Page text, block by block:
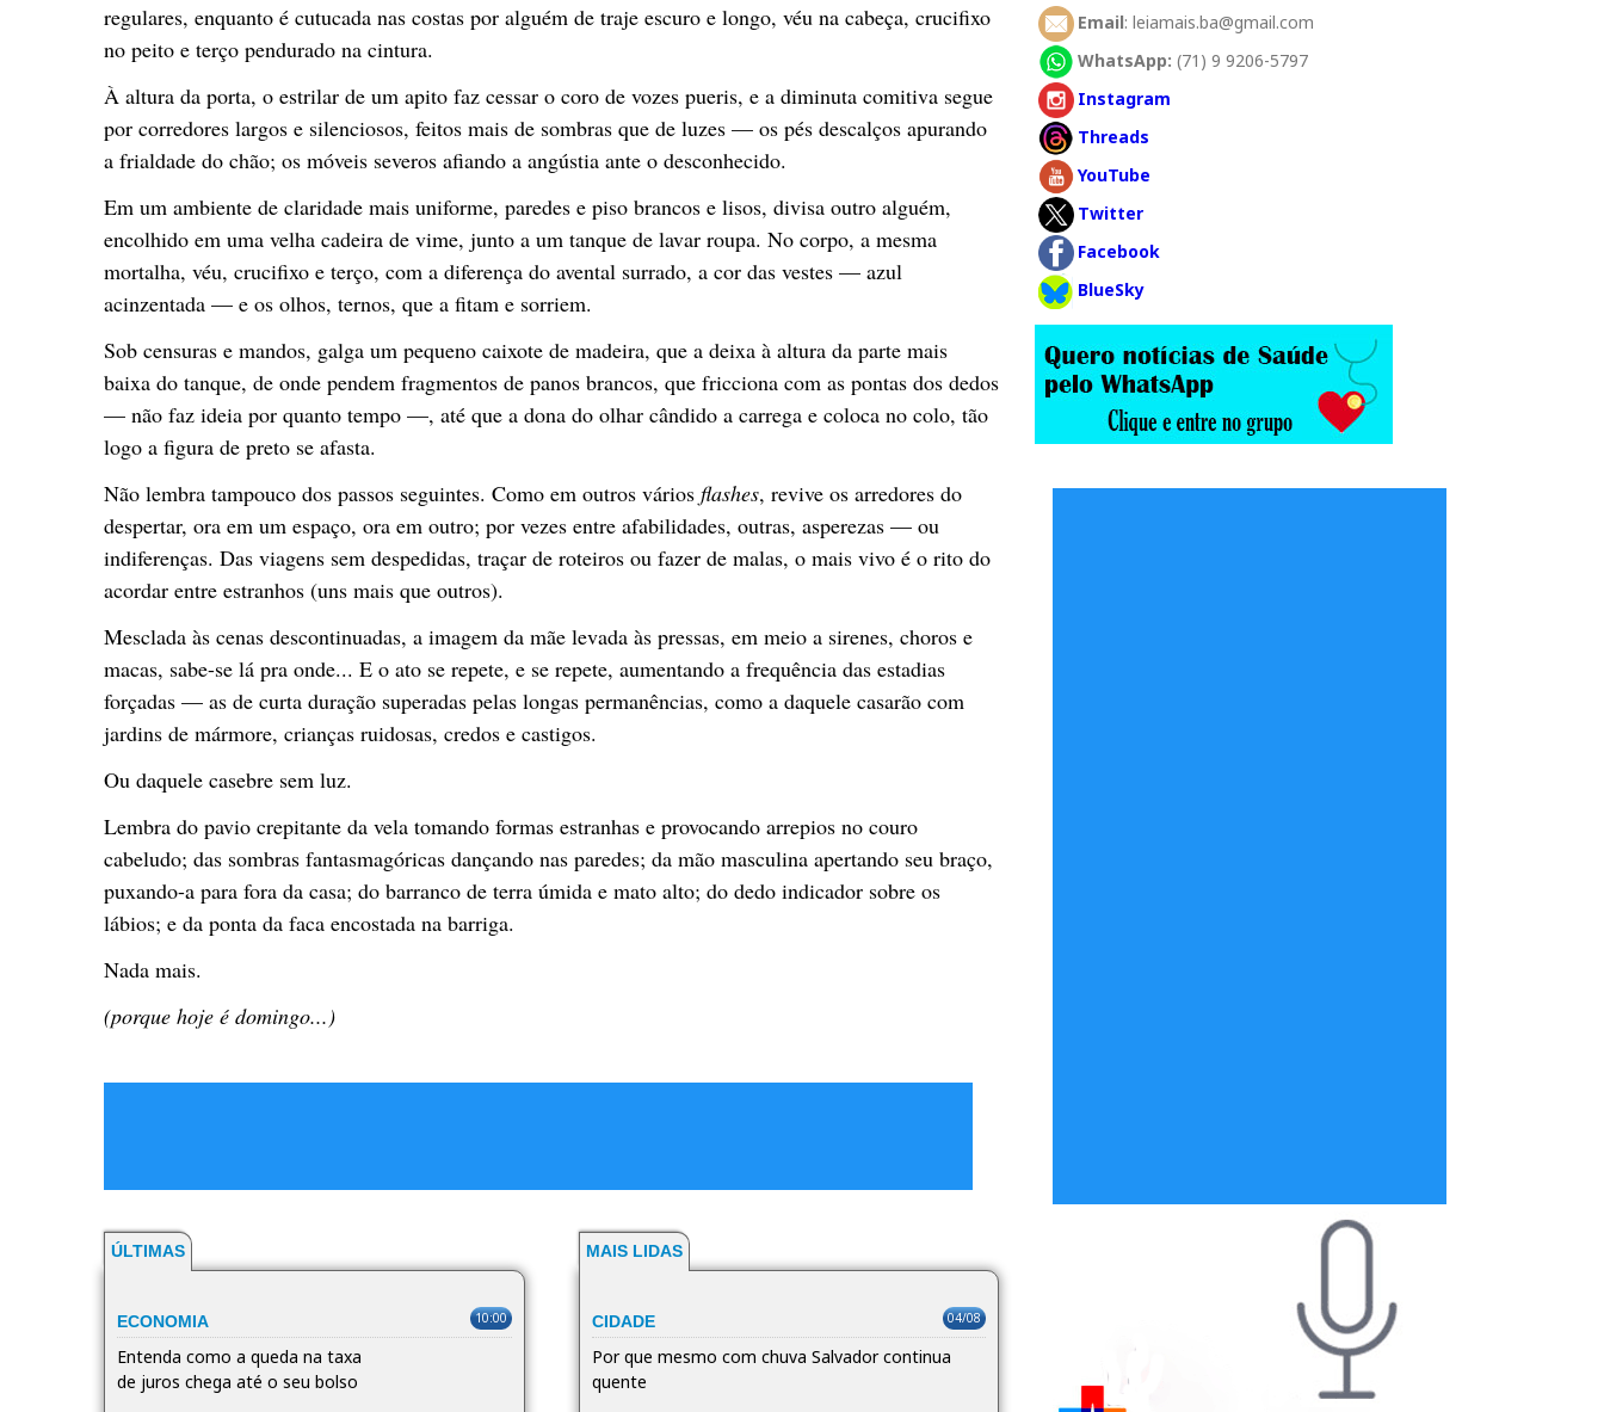
regulares, enquanto é cutucada nas costas por alguém de traje escuro e longo, véu na cabeça, crucifixo
no peito e terço pendurado na cintura.
À altura da porta, o estrilar de um apito faz cessar o coro de vozes pueris, e a diminuta comitiva segue
por corredores largos e silenciosos, feitos mais de sombras que de luzes — os pés descalços apurando
a frialdade do chão; os móveis severos afiando a angústia ante o desconhecido.
Em um ambiente de claridade mais uniforme, paredes e piso brancos e lisos, divisa outro alguém,
encolhido em uma velha cadeira de vime, junto a um tanque de lavar roupa. No corpo, a mesma
mortalha, véu, crucifixo e terço, com a diferença do avental surrado, a cor das vestes — azul
acinzentada — e os olhos, ternos, que a fitam e sorriem.
Sob censuras e mandos, galga um pequeno caixote de madeira, que a deixa à altura da parte mais
baixa do tanque, de onde pendem fragmentos de panos brancos, que fricciona com as pontas dos dedos
— não faz ideia por quanto tempo —, até que a dona do olhar cândido a carrega e coloca no colo, tão
logo a figura de preto se afasta.
Não lembra tampouco dos passos seguintes. Como em outros vários flashes, revive os arredores do
despertar, ora em um espaço, ora em outro; por vezes entre afabilidades, outras, asperezas — ou
indiferenças. Das viagens sem despedidas, traçar de roteiros ou fazer de malas, o mais vivo é o rito do
acordar entre estranhos (uns mais que outros).
Mesclada às cenas descontinuadas, a imagem da mãe levada às pressas, em meio a sirenes, choros e
macas, sabe-se lá pra onde... E o ato se repete, e se repete, aumentando a frequência das estadias
forçadas — as de curta duração superadas pelas longas permanências, como a daquele casarão com
jardins de mármore, crianças ruidosas, credos e castigos.
Ou daquele casebre sem luz.
Lembra do pavio crepitante da vela tomando formas estranhas e provocando arrepios no couro
cabeludo; das sombras fantasmagóricas dançando nas paredes; da mão masculina apertando seu braço,
puxando-a para fora da casa; do barranco de terra úmida e mato alto; do dedo indicador sobre os
lábios; e da ponta da faca encostada na barriga.
Nada mais.
(porque hoje é domingo...)
ÚLTIMAS
ECONOMIA 10:00
Entenda como a queda na taxa
de juros chega até o seu bolso
MAIS LIDAS
CIDADE 04/08
Por que mesmo com chuva Salvador continua
quente
Email: leiamais.ba@gmail.com
WhatsApp: (71) 9 9206-5797
Instagram
Threads
YouTube
Twitter
Facebook
BlueSky